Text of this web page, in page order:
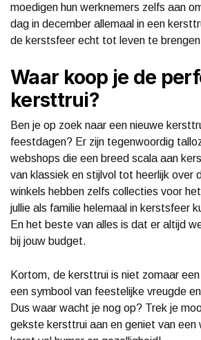
moedigen hun werknemers zelfs aan
dag in december allemaal in een
de kerstsfeer echt tot leven te
Waar koop je de
kersttrui?
Ben je op zoek naar een nieuwe
feestdagen? Er zijn tegenwoordig
webshops die een breed scala aan
van klassiek en stijlvol tot heerlijk over
winkels hebben zelfs collecties voor
jullie als familie helemaal in kerstsfeer
En het beste van alles is dat er altijd
bij jouw budget.
Kortom, de kersttrui is niet zomaar
een symbool van feestelijke vreugde
Dus waar wacht je nog op? Trek je
gekste kersttrui aan en geniet van een